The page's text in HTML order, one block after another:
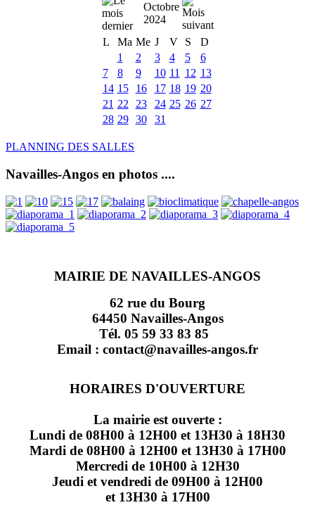
Octobre
2024
L
Ma Me J V S
D
1
2 3 4 5
6
7
8 9 10 11 12 13
14 15 16 17 18 19 20
21 22 23 24 25 26 27
28 29 30 31
PLANNING DES SALLES
Navailles-Angos en photos ....
MAIRIE DE NAVAILLES-ANGOS
62 rue du Bourg
64450 Navailles-Angos
Tél. 05 59 33 83 85
Email : contact@navailles-angos.fr
HORAIRES D'OUVERTURE
La mairie est ouverte :
Lundi de 08H00 à 12H00 et 13H30 à 18H30
Mardi de 08H00 à 12H00 et 13H30 à 17H00
Mercredi de 10H00 à 12H30
Jeudi et vendredi de 09H00 à 12H00
et 13H30 à 17H00